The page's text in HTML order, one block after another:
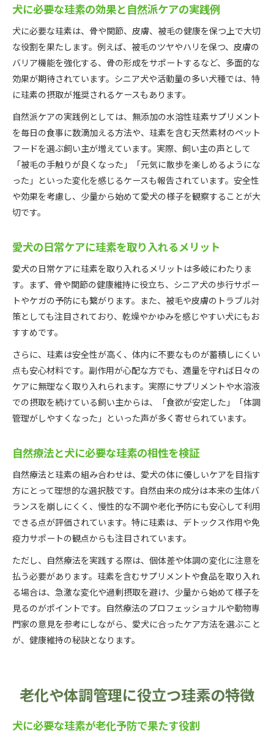
犬に必要な珪素の効果と自然派ケアの実践例
犬に必要な珪素は、骨や関節、皮膚、被毛の健康を保つ上で大切
な役割を果たします。例えば、被毛のツヤやハリを保つ、皮膚の
バリア機能を強化する、骨の形成をサポートするなど、多面的な
効果が期待されています。シニア犬や活動量の多い犬種では、特
に珪素の摂取が推奨されるケースもあります。
自然派ケアの実践例としては、無添加の水溶性珪素サプリメント
を毎日の食事に数滴加える方法や、珪素を含む天然素材のペット
フードを選ぶ飼い主が増えています。実際、飼い主の声として
「被毛の手触りが良くなった」「元気に散歩を楽しめるようにな
った」といった変化を感じるケースも報告されています。安全性
や効果を考慮し、少量から始めて愛犬の様子を観察することが大
切です。
愛犬の日常ケアに珪素を取り入れるメリット
愛犬の日常ケアに珪素を取り入れるメリットは多岐にわたりま
す。まず、骨や関節の健康維持に役立ち、シニア犬の歩行サポー
トやケガの予防にも繋がります。また、被毛や皮膚のトラブル対
策としても注目されており、乾燥やかゆみを感じやすい犬にもお
すすめです。
さらに、珪素は安全性が高く、体内に不要なものが蓄積しにくい
点も安心材料です。副作用が心配な方でも、適量を守れば日々の
ケアに無理なく取り入れられます。実際にサプリメントや水溶液
での摂取を続けている飼い主からは、「食欲が安定した」「体調
管理がしやすくなった」といった声が多く寄せられています。
自然療法と犬に必要な珪素の相性を検証
自然療法と珪素の組み合わせは、愛犬の体に優しいケアを目指す
方にとって理想的な選択肢です。自然由来の成分は本来の生体バ
ランスを崩しにくく、慢性的な不調や老化予防にも安心して利用
できる点が評価されています。特に珪素は、デトックス作用や免
疫力サポートの観点からも注目されています。
ただし、自然療法を実践する際は、個体差や体調の変化に注意を
払う必要があります。珪素を含むサプリメントや食品を取り入れ
る場合は、急激な変化や過剰摂取を避け、少量から始めて様子を
見るのがポイントです。自然療法のプロフェッショナルや動物専
門家の意見を参考にしながら、愛犬に合ったケア方法を選ぶこと
が、健康維持の秘訣となります。
老化や体調管理に役立つ珪素の特徴
犬に必要な珪素が老化予防で果たす役割